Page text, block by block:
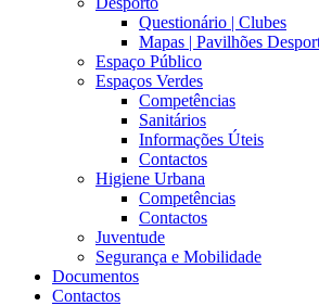
Questionário | Clubes
Mapas | Pavilhões
Espaço Público
Espaços Verdes
Competências
Sanitários
Informações Úteis
Contactos
Higiene Urbana
Competências
Contactos
Juventude
Segurança e Mobilidade
Documentos
Contactos